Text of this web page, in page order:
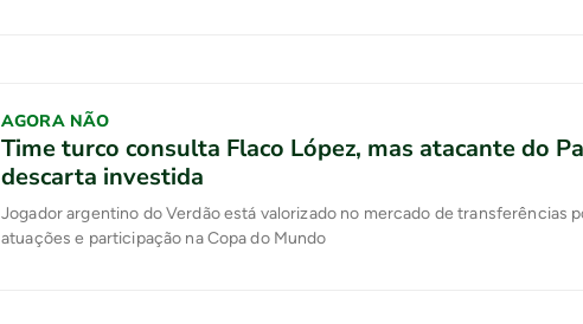
AGORA NÃO
Time turco consulta Flaco López, mas atacante do
descarta investida
Jogador argentino do Verdão está valorizado no mercado de transferências
atuações e participação na Copa do Mundo